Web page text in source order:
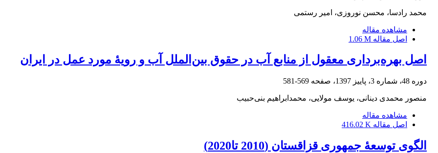
محمد رادسا، محسن نوروزی، امیر رستمی
مشاهده مقاله
اصل مقاله 1.06 M
اصل بهره‌برداری معقول از منابع آب در حقوق بین‌الملل آب و رویۀ مورد عمل در ایران
دوره 48، شماره 3، پاییز 1397، صفحه 569-581
منصور محمدی دینانی، یوسف مولایی، محمدابراهیم بنی‌حبیب
مشاهده مقاله
اصل مقاله 416.02 K
الگوی توسعۀ جمهوری قزاقستان (2010 تا2020)